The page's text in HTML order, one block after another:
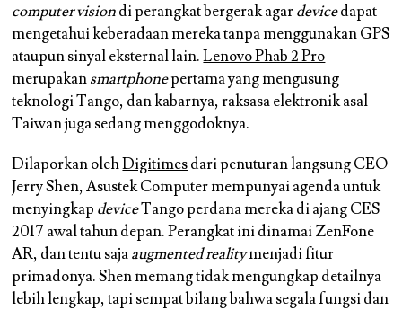
computer visiondi perangkat bergerak agardevicedapat
mengetahui keberadaan mereka tanpa menggunakan GPS
ataupun sinyal eksternal lain.Lenovo Phab 2 Pro
merupakansmartphonepertama yang mengusung
teknologi Tango, dan kabarnya, raksasa elektronik asal
Taiwan juga sedang menggodoknya.
Dilaporkan olehDigitimesdari penuturan langsung CEO
Jerry Shen, Asustek Computer mempunyai agenda untuk
menyingkap deviceTango perdana mereka di ajang CES
2017 awal tahun depan. Perangkat ini dinamai ZenFone
AR, dan tentu sajaaugmented realitymenjadi fitur
primadonya. Shen memang tidak mengungkap detailnya
lebih lengkap, tapi sempat bilang bahwa segala fungsi dan